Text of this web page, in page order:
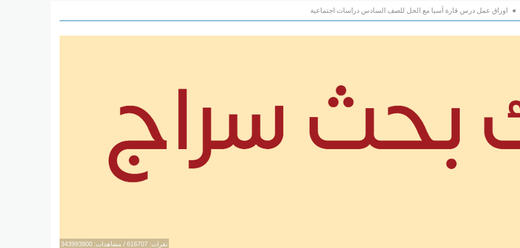
» اوراق عمل درس قارة آسيا مع الحل للصف السادس دراسات اجتماعية
نقرات: 616707 / مشاهدات: 343993800